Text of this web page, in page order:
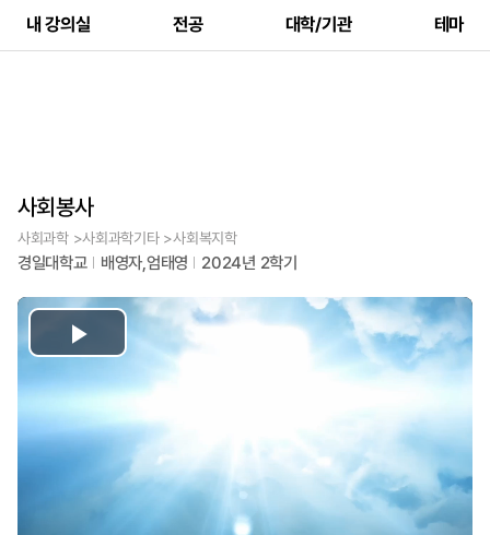
내 강의실 전공 대학/기관 테마
사회봉사
사회과학 >사회과학기타 >사회복지학
경일대학교 배영자,엄태영 2024년 2학기
Play